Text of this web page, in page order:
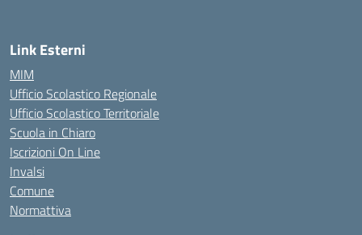
Link Esterni
MIM
Ufficio Scolastico Regionale
Ufficio Scolastico Territoriale
Scuola in Chiaro
Iscrizioni On Line
Invalsi
Comune
Normattiva